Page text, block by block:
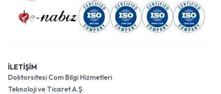
İLETİŞİM
Doktorsitesi Com Bilgi Hizmetleri
Teknoloji ve Ticaret A.Ş.